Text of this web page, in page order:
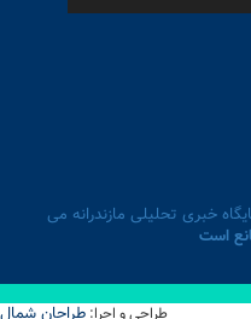
خبری تحلیلی مازندرانه می
است
طراحی و اجرا: طراحان شمال